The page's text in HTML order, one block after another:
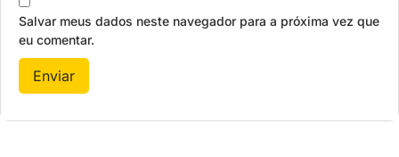
Salvar meus dados neste navegador para a próxima vez que
eu comentar.